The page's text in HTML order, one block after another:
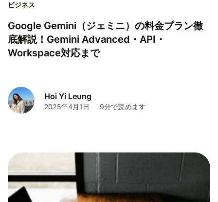
ビジネス
Google Gemini（ジェミニ）の料金プラン徹
底解説！Gemini Advanced・API・
Workspace対応まで
Hoi Yi Leung
2025年4月1日 9分で読めます